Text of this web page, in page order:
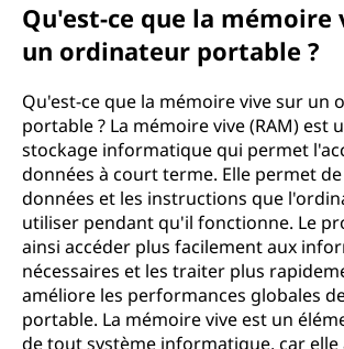
Qu'est-ce que la mémoire
un ordinateur portable
Qu'est-ce que la mémoire vive sur un
portable ? La mémoire vive (RAM) est
stockage informatique qui permet
données à court terme. Elle permet
données et les instructions que
utiliser pendant qu'il fonctionne. Le
ainsi accéder plus facilement aux
nécessaires et les traiter plus
améliore les performances globales
portable. La mémoire vive est un
de tout système informatique, car